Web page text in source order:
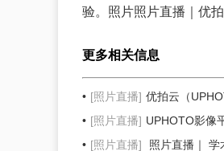
验。照片照片直播｜优
更多相关信息
[照片直播] 优拍云（
[照片直播] UPHOTO影像
[照片直播]
照片直播｜